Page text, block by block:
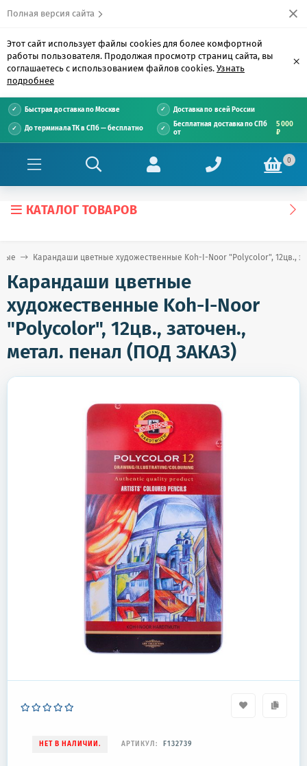
Полная версия сайта
Этот сайт использует файлы cookies для более комфортной
работы пользователя. Продолжая просмотр страниц сайта, вы
соглашаетесь с использованием файлов cookies. Узнать
подробнее
×
Быстрая доставка по Москве Доставка по всей России
До терминала ТК в СПб — бесплатно
Бесплатная доставка по СПб
от
5 000
₽
0
КАТАЛОГ ТОВАРОВ
Карандаши цветные художественные Koh-I-Noor "Polycolor", 12цв.,
Карандаши цветные
художественные Koh-I-Noor
"Polycolor", 12цв., заточен.,
метал. пенал (ПОД ЗАКАЗ)
НЕТ В НАЛИЧИИ. АРТИКУЛ: F132739